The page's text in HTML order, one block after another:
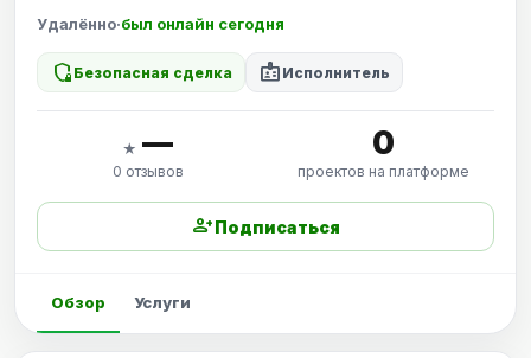
Удалённо·был онлайн сегодня
shield_locked Безопасная сделка badge Исполнитель
★ —
0 отзывов
0
проектов на платформе
person_addПодписаться
Обзор Услуги